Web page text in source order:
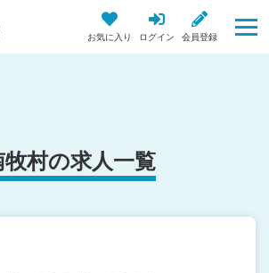
お気に入り ログイン 会員登録
村の求人一覧